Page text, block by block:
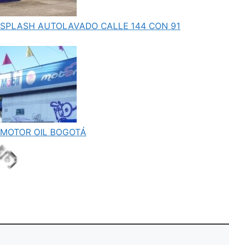
SPLASH AUTOLAVADO CALLE 144 CON 91
MOTOR OIL BOGOTÁ
L
o
a
din
g
.